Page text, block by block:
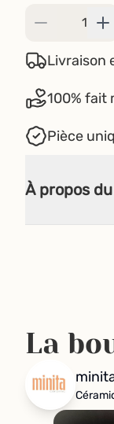
Livraison
100% fait
Pièce
À propos
La